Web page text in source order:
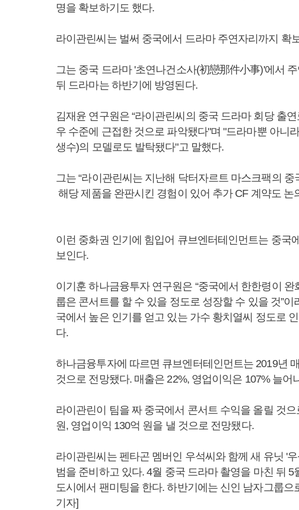
명을 확보하기도 했다.
라이관린씨는 벌써 중국에서 드라마 주연자리까지 확
그는 중국 드라마 '초연나건소사(初戀那件小事)'에서
뒤 드라마는 하반기에 방영된다.
김재윤 연구원은 “라이관린씨의 중국 드라마 회당 출
우 수준에 근접한 것으로 파악됐다"며 "드라마뿐 아니
생수)의 모델로도 발탁됐다"고 말했다.
그는 “라이관린씨는 지난해 닥터자르트 마스크팩의 중
해당 제품을 완판시킨 경험이 있어 추가 CF 계약도 논
이런 중화권 인기에 힘입어 큐브엔터테인먼트는 중국
보인다.
이기훈 하나금융투자 연구원은 “중국에서 한한령이
룹은 콘서트를 할 수 있을 정도로 성장할 수 있을 것”
국에서 높은 인기를 얻고 있는 가수 황치열씨 정도로
다.
하나금융투자에 따르면 큐브엔터테인먼트는 2019년
것으로 전망됐다. 매출은 22%, 영업이익은 107% 늘어
라이관린이 팀을 짜 중국에서 콘서트 수익을 올릴 것
원, 영업이익 130억 원을 낼 것으로 전망됐다.
라이관린씨는 펜타곤 멤버인 우석씨와 함께 새 유닛 '
범을 준비하고 있다. 4월 중국 드라마 촬영을 마친 뒤
도시에서 팬미팅을 한다. 하반기에는 신인 남자그룹
기자]